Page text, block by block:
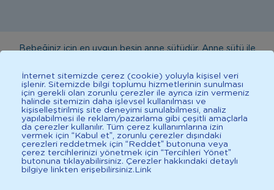
Bebeğiniz için en uygun besin anne sütüdür. Anne sütü ile
danışınız. Bu sitede yayınlanan bilgiler hekim tavsiyesi
yerine geçmez. En doğru bilgi için doktorunuza danışınız.
Sağlıklı yaşam için dengeli, çeşitli beslenilmelidir. *D vitamini
çocuklarda bağışıklık sisteminin normal işlevine katkıda
bulunur.
İnternet sitemizde çerez (cookie) yoluyla kişisel veri
işlenir. Sitemizde bilgi toplumu hizmetlerinin sunulması
için gerekli olan zorunlu çerezler ile ayrıca izin vermeniz
halinde sitemizin daha işlevsel kullanılması ve
kişiselleştirilmiş site deneyimi sunulabilmesi, analiz
yapılabilmesi ile reklam/pazarlama gibi çeşitli amaçlarla
da çerezler kullanılır. Tüm çerez kullanımlarına izin
vermek için “Kabul et”, zorunlu çerezler dışındaki
çerezleri reddetmek için “Reddet” butonuna veya
çerez tercihlerinizi yönetmek için “Tercihleri Yönet”
butonuna tıklayabilirsiniz. Çerezler hakkındaki detaylı
bilgiye linkten erişebilirsiniz. Link